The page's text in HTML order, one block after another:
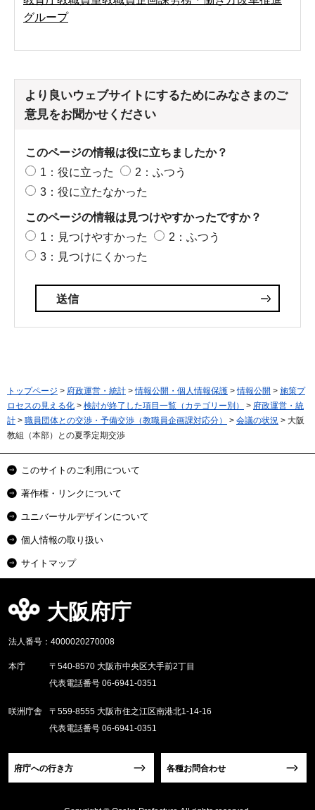
グループ
より良いウェブサイトにするためにみなさまのご
意見をお聞かせください
このページの情報は役に立ちましたか？
1：役に立った
2：ふつう
3：役に立たなかった
このページの情報は見つけやすかったですか？
1：見つけやすかった
2：ふつう
3：見つけにくかった
トップページ > 府政運営・統計 >情報公開・個人情報保護 >情報公開 > 施策プ
ロセスの見える化 > 検討が終了した項目一覧（カテゴリー別） > 府政運営・統
計 > 職員団体との交渉・予備交渉（教職員企画課対応分） > 会議の状況 > 大阪
教組（本部）との夏季定期交渉
このサイトのご利用について
著作権・リンクについて
ユニバーサルデザインについて
個人情報の取り扱い
サイトマップ
大阪府庁
法人番号：4000020270008
本庁
〒540-8570 大阪市中央区大手前2丁目
代表電話番号 06-6941-0351
咲洲庁舎
〒559-8555 大阪市住之江区南港北1-14-16
代表電話番号 06-6941-0351
府庁への行き方 各種お問合わせ